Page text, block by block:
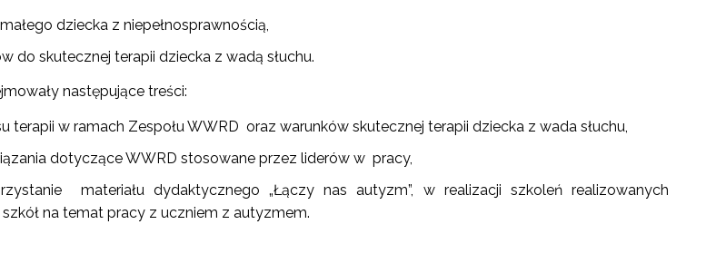
– SOT/MOT"
dziecka z niepełnosprawnością,
do skutecznej terapii dziecka z wadą słuchu.
następujące treści:
terapii w ramach Zespołu WWRD oraz warunków skutecznej terapii dziecka z wada słuchu,
dotyczące WWRD stosowane przez liderów w pracy,
materiału dydaktycznego „Łączy nas autyzm”, w realizacji szkoleń realizowanych
na temat pracy z uczniem z autyzmem.